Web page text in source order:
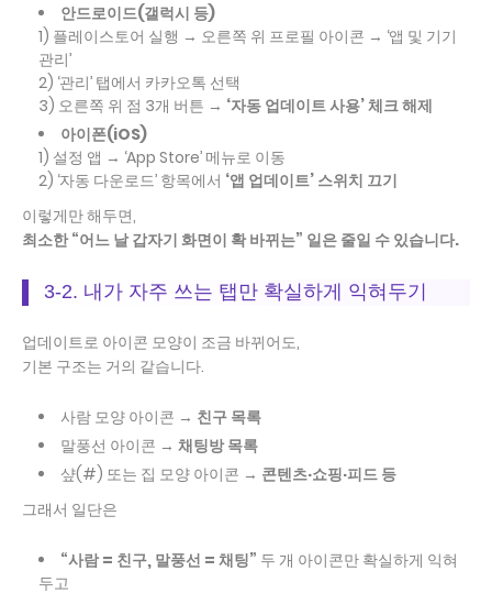
안드로이드(갤럭시 등)
1) 플레이스토어 실행 → 오른쪽 위 프로필 아이콘 → ‘앱 및 기기
관리’
2) ‘관리’ 탭에서 카카오톡 선택
3) 오른쪽 위 점 3개 버튼 → ‘자동 업데이트 사용’ 체크 해제
아이폰(iOS)
1) 설정 앱 → ‘App Store’ 메뉴로 이동
2) ‘자동 다운로드’ 항목에서 ‘앱 업데이트’ 스위치 끄기
이렇게만 해두면,
최소한 “어느 날 갑자기 화면이 확 바뀌는” 일은 줄일 수 있습니다.
3-2. 내가 자주 쓰는 탭만 확실하게 익혀두기
업데이트로 아이콘 모양이 조금 바뀌어도,
기본 구조는 거의 같습니다.
사람 모양 아이콘 → 친구 목록
말풍선 아이콘 → 채팅방 목록
샾(#) 또는 집 모양 아이콘 → 콘텐츠·쇼핑·피드 등
그래서 일단은
“사람 = 친구, 말풍선 = 채팅” 두 개 아이콘만 확실하게 익혀
두고